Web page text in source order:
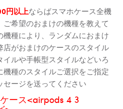
円以上ならばスマホケース全機
希望のおまけの機種を教えて
機種により、ランダムにおまけ
がおまけのケースのスタイル
ルや手帳型スタイルなどいろ
種のスタイルご選択をご指定
ージを送ってください
ース<airpods 4 3